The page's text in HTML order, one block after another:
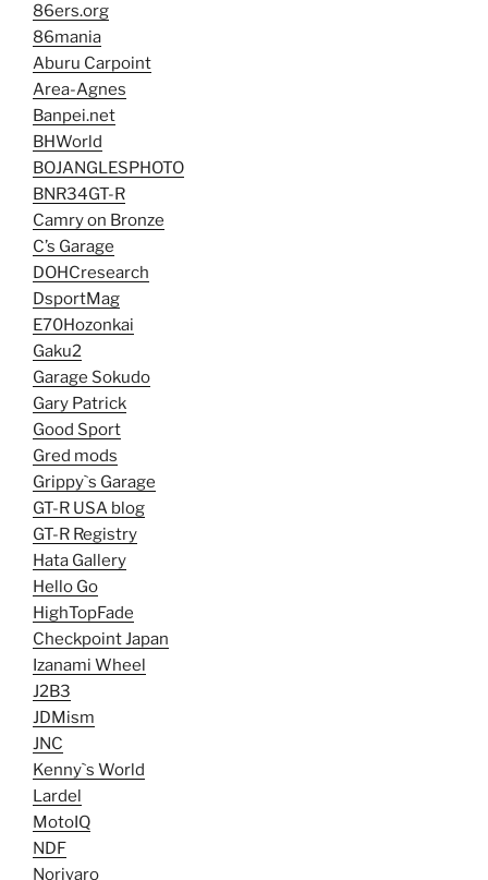
86ers.org
86mania
Aburu Carpoint
Area-Agnes
Banpei.net
BHWorld
BOJANGLESPHOTO
BNR34GT-R
Camry on Bronze
C’s Garage
DOHCresearch
DsportMag
E70Hozonkai
Gaku2
Garage Sokudo
Gary Patrick
Good Sport
Gred mods
Grippy`s Garage
GT-R USA blog
GT-R Registry
Hata Gallery
Hello Go
HighTopFade
Checkpoint Japan
Izanami Wheel
J2B3
JDMism
JNC
Kenny`s World
Lardel
MotoIQ
NDF
Noriyaro